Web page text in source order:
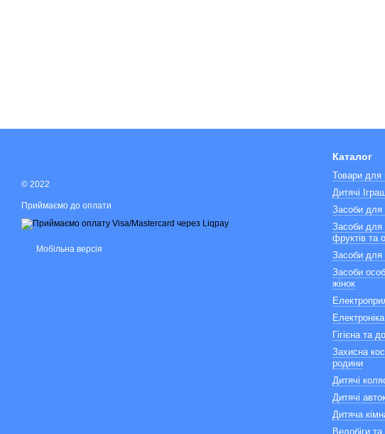
© 2022
Приймаємо до оплати
Мобільна версія
Каталог
Товари для
Дитячі
Засоби для
Засоби для
фруктів та
Засоби для
Засоби
жінок
Електроніка
Гігієна та
Захисна
родини
Дитячі
Дитячі
Дитяча
Велобіги